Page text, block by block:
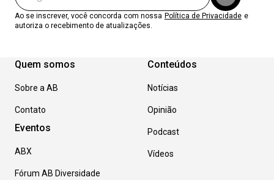
Ao se inscrever, você concorda com nossa Política de Privacidade e
autoriza o recebimento de atualizações.
Quem somos
Sobre a AB
Contato
Eventos
ABX
Fórum AB Diversidade
Conteúdos
Notícias
Opinião
Podcast
Vídeos